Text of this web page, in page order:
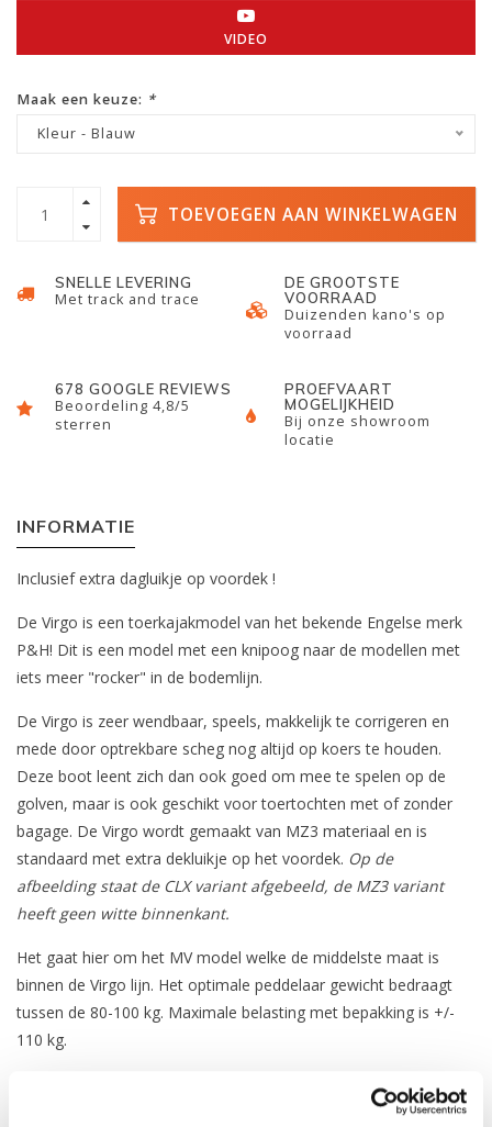
VIDEO
Maak een keuze: *
Kleur - Blauw
TOEVOEGEN AAN WINKELWAGEN
SNELLE LEVERING
Met track and trace
DE GROOTSTE
VOORRAAD
Duizenden kano's op
voorraad
678 GOOGLE REVIEWS
Beoordeling 4,8/5
sterren
PROEFVAART
MOGELIJKHEID
Bij onze showroom
locatie
INFORMATIE
Inclusief extra dagluikje op voordek !
De Virgo is een toerkajakmodel van het bekende Engelse merk
P&H! Dit is een model met een knipoog naar de modellen met
iets meer "rocker" in de bodemlijn.
De Virgo is zeer wendbaar, speels, makkelijk te corrigeren en
mede door optrekbare scheg nog altijd op koers te houden.
Deze boot leent zich dan ook goed om mee te spelen op de
golven, maar is ook geschikt voor toertochten met of zonder
bagage. De Virgo wordt gemaakt van MZ3 materiaal en is
standaard met extra dekluikje op het voordek. Op de
afbeelding staat de CLX variant afgebeeld, de MZ3 variant
heeft geen witte binnenkant.
Het gaat hier om het MV model welke de middelste maat is
binnen de Virgo lijn. Het optimale peddelaar gewicht bedraagt
tussen de 80-100 kg. Maximale belasting met bepakking is +/-
110 kg.